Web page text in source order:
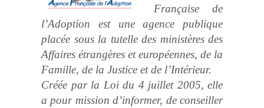
Française de
l’Adoption est une agence publique
placée sous la tutelle des ministères des
Affaires étrangères et européennes, de la
Famille, de la Justice et de l’Intérieur.
Créée par la Loi du 4 juillet 2005, elle
a pour mission d’informer, de conseiller